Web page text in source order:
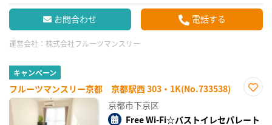
お問合わせ 電話する
運営会社： 株式会社フルーツマンスリー
キャンペーン
フルーツマンスリー京都 京都駅西 303・1K(No.733538)
り登
京都市下京区
Free Wi-Fi☆バストイレセパレート